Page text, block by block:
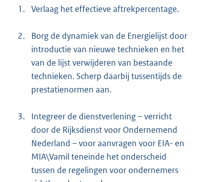
1. Verlaag het effectieve aftrekpercentage.
2.
Borg de dynamiek van de Energielijst door
introductie van nieuwe technieken en het
van de lijst verwijderen van bestaande
technieken. Scherp daarbij tussentijds de
prestatienormen aan.
3.
Integreer de dienstverlening – verricht
door de Rijksdienst voor Ondernemend
Nederland – voor aanvragen voor EIA- en
MIA\Vamil teneinde het onderscheid
tussen de regelingen voor ondernemers